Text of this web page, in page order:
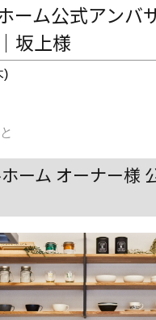
ーム公式アンバ
坂上様
)
ーム オーナー様